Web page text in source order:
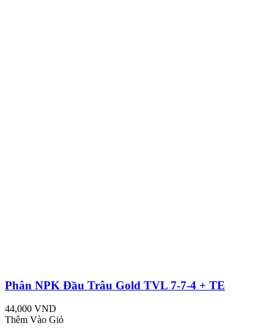
Phân NPK Đầu Trâu Gold TVL 7-7-4 + TE
44,000 VND
Thêm Vào Giỏ